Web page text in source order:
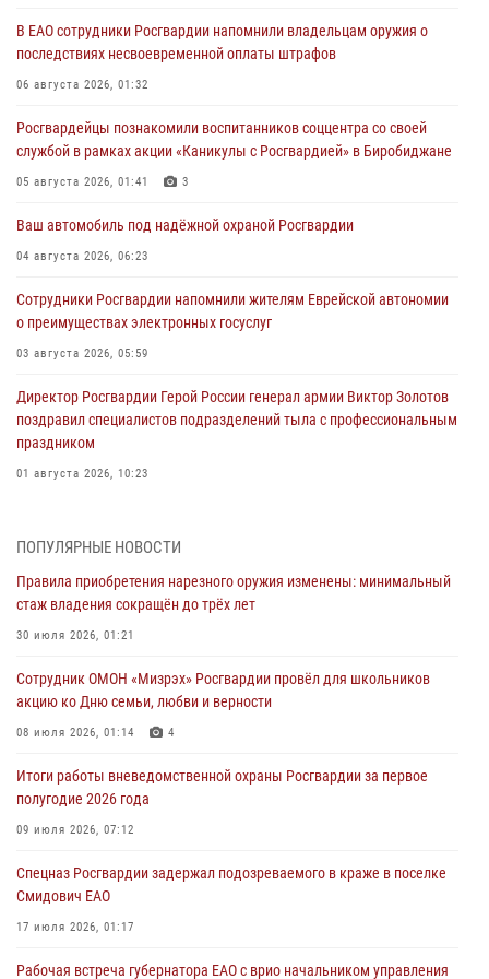
В ЕАО сотрудники Росгвардии напомнили владельцам оружия о
последствиях несвоевременной оплаты штрафов
06 августа 2026, 01:32
Росгвардейцы познакомили воспитанников соццентра со своей
службой в рамках акции «Каникулы с Росгвардией» в Биробиджане
05 августа 2026, 01:41 3
Ваш автомобиль под надёжной охраной Росгвардии
04 августа 2026, 06:23
Сотрудники Росгвардии напомнили жителям Еврейской автономии
о преимуществах электронных госуслуг
03 августа 2026, 05:59
Директор Росгвардии Герой России генерал армии Виктор Золотов
поздравил специалистов подразделений тыла с профессиональным
праздником
01 августа 2026, 10:23
Российской Федерации
В Росгвардии вспоминают российских воинов, погибших в Первой
мировой войне 1914-1918 годов
Внесены изменения в правила проведения контрольного отстрела
гражданского оружия
Правила приобретения нарезного оружия изменены: минимальный
стаж владения сокращён до трёх лет
ПОПУЛЯРНЫЕ НОВОСТИ
Правила приобретения нарезного оружия изменены: минимальный
стаж владения сокращён до трёх лет
30 июля 2026, 01:21
Сотрудник ОМОН «Мизрэх» Росгвардии провёл для школьников
акцию ко Дню семьи, любви и верности
08 июля 2026, 01:14 4
Итоги работы вневедомственной охраны Росгвардии за первое
полугодие 2026 года
09 июля 2026, 07:12
Спецназ Росгвардии задержал подозреваемого в краже в поселке
Смидович ЕАО
17 июля 2026, 01:17
Рабочая встреча губернатора ЕАО с врио начальником управления